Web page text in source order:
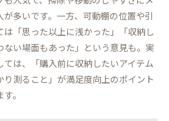
が多いです。一方、可動棚の位置や引
は「思った以上に浅かった」「収納し
ない場面もあった」という意見も。実
は、「購入前に収納したいアイテム
測ること」が満足度向上のポイント
。